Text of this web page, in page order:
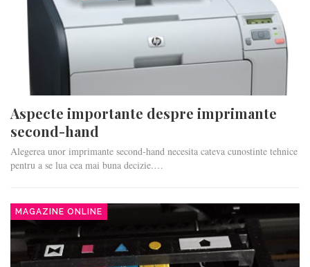
Aspecte importante despre imprimante
second-hand
Alegerea unor imprimante second-hand necesita cateva cunostinte tehnice
pentru a se lua cea mai buna decizie.…
MAGAZINE ONLINE